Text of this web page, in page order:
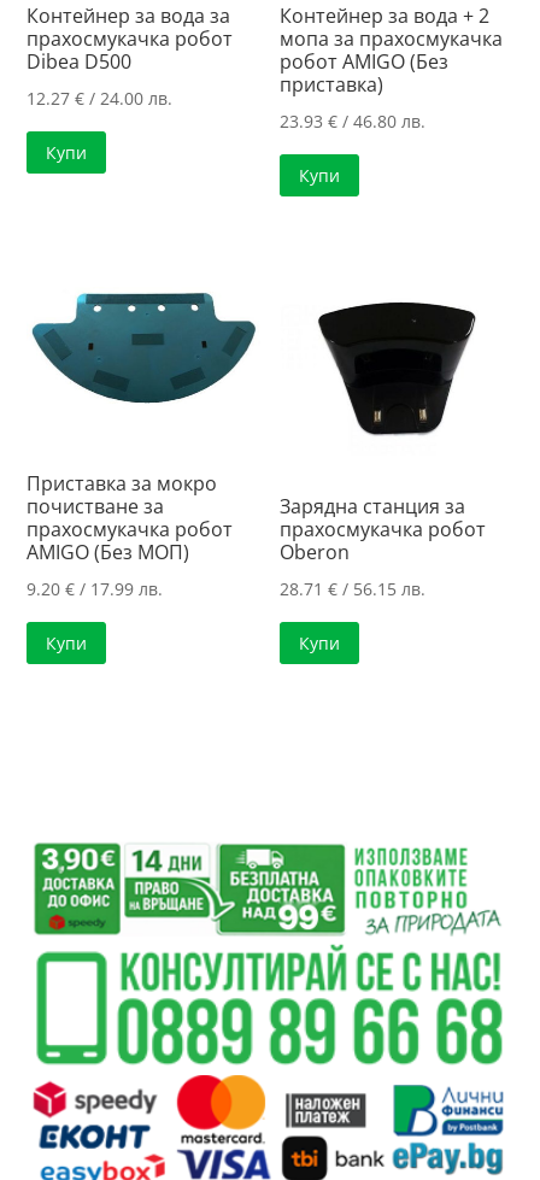
Контейнер за вода за
прахосмукачка робот
Dibea D500
12.27€ / 24.00 лв.
Купи
Контейнер за вода + 2
мопа за прахосмукачка
робот AMIGO (Без
приставка)
23.93€ / 46.80 лв.
Купи
Приставка за мокро
почистване за
прахосмукачка робот
AMIGO (Без МОП)
9.20€ / 17.99 лв.
Купи
Зарядна станция за
прахосмукачка робот
Oberon
28.71€ / 56.15 лв.
Купи